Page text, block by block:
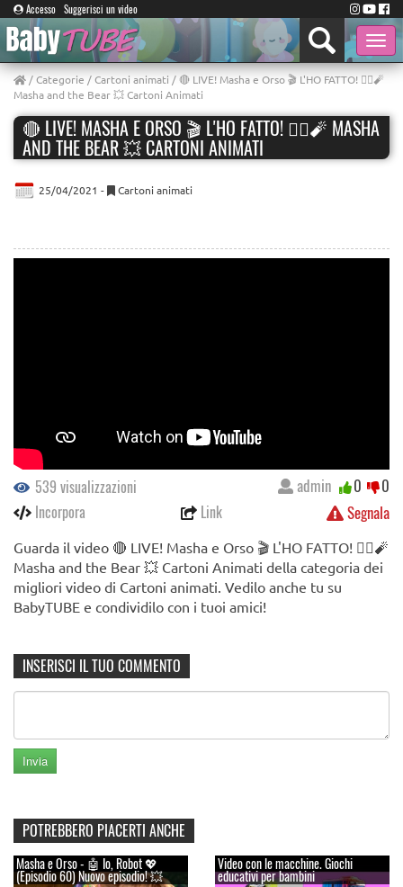
Accesso Suggerisci un video
Toggle
/Categorie /Cartoni animati / 🔴 LIVE! Masha e Orso 🎬 L'HO FATTO! 👱‍♀️🧨
Masha and the Bear 💥 Cartoni Animati
🔴 LIVE! MASHA E ORSO 🎬 L'HO FATTO! 👱‍♀️🧨 MASHA
AND THE BEAR 💥 CARTONI ANIMATI
25/04/2021 - Cartoni animati
539 visualizzazioni
Incorpora
Link Segnala
admin 0 0
Guarda il video 🔴 LIVE! Masha e Orso 🎬 L'HO FATTO! 👱‍♀️🧨
Masha and the Bear 💥 Cartoni Animati della categoria dei
migliori video di Cartoni animati. Vedilo anche tu su
BabyTUBE e condividilo con i tuoi amici!
INSERISCI IL TUO COMMENTO
POTREBBERO PIACERTI ANCHE
Masha e Orso - 🤖 Io, Robot 💖
(Episodio 60) Nuovo episodio! 💥
Video con le macchine. Giochi
educativi per bambini